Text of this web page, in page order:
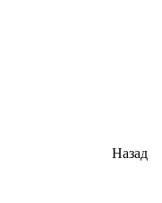
Назад